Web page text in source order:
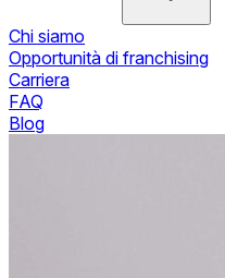
Chi siamo
Opportunità di franchising
Carriera
FAQ
Blog